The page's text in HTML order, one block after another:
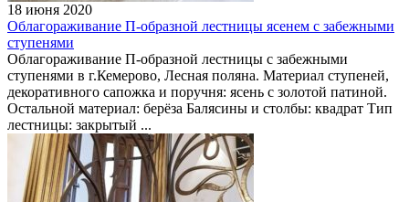
18 июня 2020
Облагораживание П-образной лестницы ясенем с забежными
ступенями
Облагораживание П-образной лестницы с забежными
ступенями в г.Кемерово, Лесная поляна. Материал ступеней,
декоративного сапожка и поручня: ясень с золотой патиной.
Остальной материал: берёза Балясины и столбы: квадрат Тип
лестницы: закрытый ...